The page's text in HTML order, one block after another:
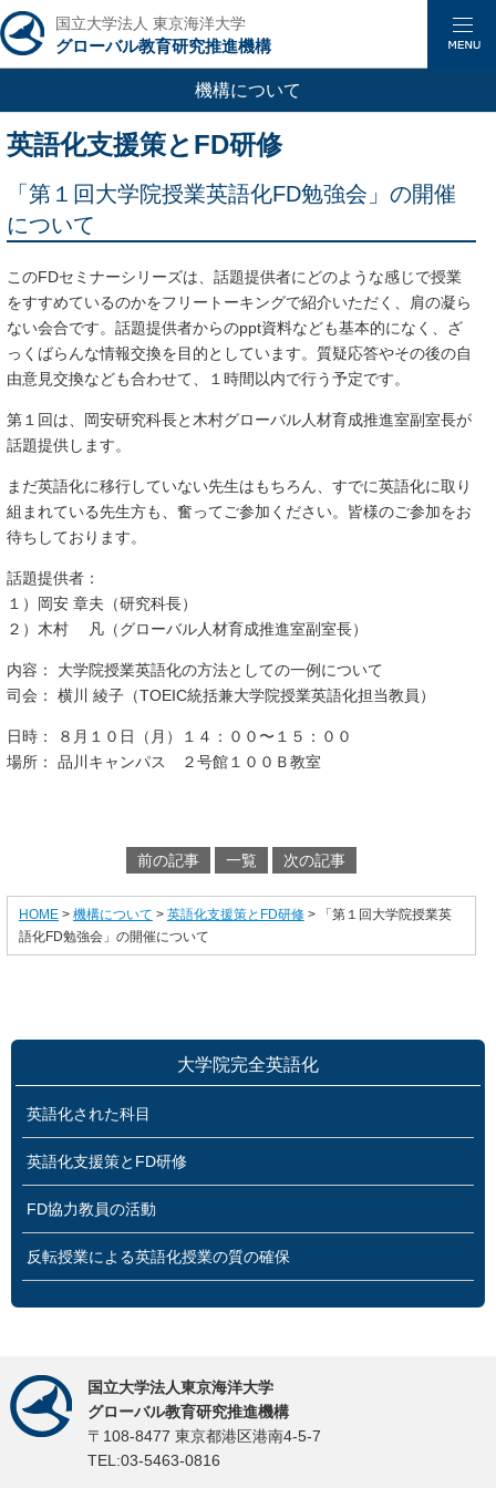
国立大学法人 東京海洋大学
グローバル教育研究推進機構
機構について
英語化支援策とFD研修
「第１回大学院授業英語化FD勉強会」の開催
について
このFDセミナーシリーズは、話題提供者にどのような感じで授業
をすすめているのかをフリートーキングで紹介いただく、
肩の凝ら
ない会合です。 話題提供者からのppt資料なども基本的になく、ざ
っくばらんな情報交換を目的としています。 質疑応答やその後の自
由意見交換なども合わせて、１時間以内で行う予定です。
第１回は、岡安研究科長と木村グローバル人材育成推進室副室長が
話題提供します。
まだ英語化に移行していない先生はもちろん、 すでに英語化に取り
組まれている先生方も、奮ってご参加ください。 皆様のご参加をお
待ちしております。
話題提供者：
１）岡安 章夫（研究科長）
２）木村 凡（グローバル人材育成推進室副室長）
内容： 大学院授業英語化の方法としての一例について
司会： 横川 綾子（TOEIC統括兼大学院授業英語化担当教員）
日時： ８月１０日（月）１４：００〜１５：００
場所： 品川キャンパス ２号館１００Ｂ教室
前の記事 一覧 次の記事
HOME> 機構について > 英語化支援策とFD研修> 「第１回大学院授業英
語化FD勉強会」の開催について
大学院完全英語化
英語化された科目
英語化支援策とFD研修
FD協力教員の活動
反転授業による英語化授業の質の確保
国立大学法人東京海洋大学
グローバル教育研究推進機構
〒108-8477 東京都港区港南4-5-7
TEL:03-5463-0816